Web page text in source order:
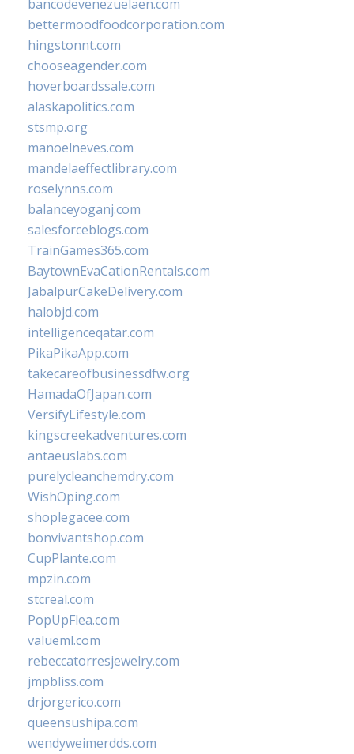
bancodevenezuelaen.com
bettermoodfoodcorporation.com
hingstonnt.com
chooseagender.com
hoverboardssale.com
alaskapolitics.com
stsmp.org
manoelneves.com
mandelaeffectlibrary.com
roselynns.com
balanceyoganj.com
salesforceblogs.com
TrainGames365.com
BaytownEvaCationRentals.com
JabalpurCakeDelivery.com
halobjd.com
intelligenceqatar.com
PikaPikaApp.com
takecareofbusinessdfw.org
HamadaOfJapan.com
VersifyLifestyle.com
kingscreekadventures.com
antaeuslabs.com
purelycleanchemdry.com
WishOping.com
shoplegacee.com
bonvivantshop.com
CupPlante.com
mpzin.com
stcreal.com
PopUpFlea.com
valueml.com
rebeccatorresjewelry.com
jmpbliss.com
drjorgerico.com
queensushipa.com
wendyweimerdds.com